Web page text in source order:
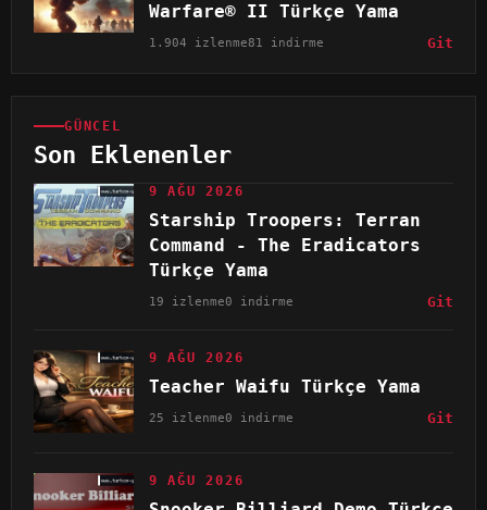
Warfare® II Türkçe Yama
1.904 izlenme81 indirme Git
GÜNCEL
Son Eklenenler
9 AĞU 2026
Starship Troopers: Terran
Command - The Eradicators
Türkçe Yama
19 izlenme0 indirme Git
9 AĞU 2026
Teacher Waifu Türkçe Yama
25 izlenme0 indirme Git
9 AĞU 2026